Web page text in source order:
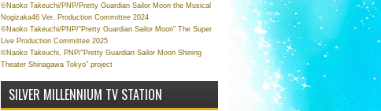
©Naoko Takeuchi/PNP/Pretty Guardian Sailor Moon the Musical
Nogizaka46 Ver. Production Committee 2024
©Naoko Takeuchi/PNP/“Pretty Guardian Sailor Moon” The Super
Live Production Committee 2025
©Naoko Takeuchi, PNP/“Pretty Guardian Sailor Moon Shining
Theater Shinagawa Tokyo” project
SILVER MILLENNIUM TV STATION